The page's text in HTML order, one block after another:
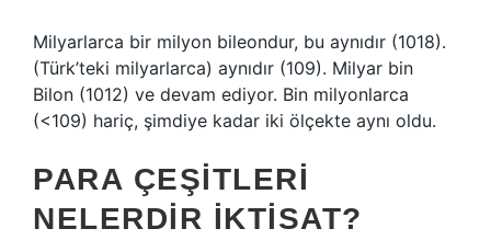
Milyarlarca bir milyon bileondur, bu aynıdır (1018).
(Türk’teki milyarlarca) aynıdır (109). Milyar bin
Bilon (1012) ve devam ediyor. Bin milyonlarca
(<109) hariç, şimdiye kadar iki ölçekte aynı oldu.
PARA ÇEŞITLERI
NELERDIR IKTISAT?